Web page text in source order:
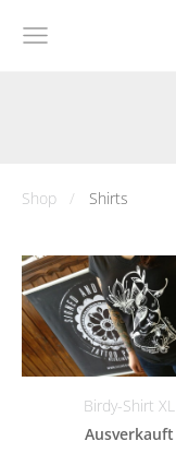
Shop Shirts
Birdy-Shirt XL
Ausverkauft